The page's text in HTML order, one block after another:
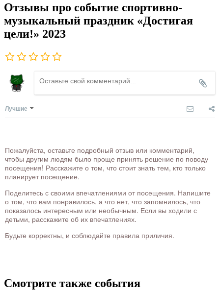
Отзывы про событие спортивно-
музыкальный праздник «Достигая
цели!» 2023
Лучшие
Пожалуйста, оставьте подробный отзыв или комментарий,
чтобы другим людям было проще принять решение по поводу
посещения! Расскажите о том, что стоит знать тем, кто только
планирует посещение.
Поделитесь с своими впечатлениями от посещения. Напишите
о том, что вам понравилось, а что нет, что запомнилось, что
показалось интересным или необычным. Если вы ходили с
детьми, расскажите об их впечатлениях.
Будьте корректны, и соблюдайте правила приличия.
Смотрите также события